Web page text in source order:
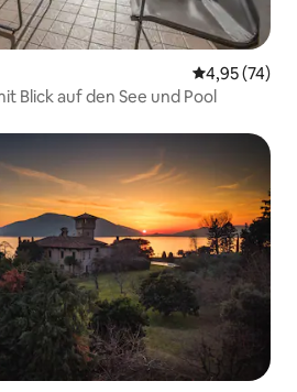
4,95 (74)
Blick auf den See und Pool